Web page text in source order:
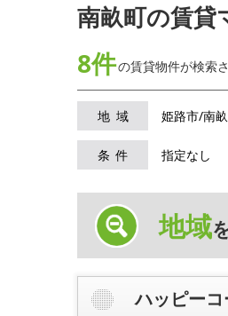
南畝町の賃貸
8件の賃貸物件が検索
地域 姫路市/南
条件 指定なし
地域
ハッピー